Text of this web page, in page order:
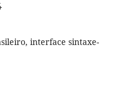
interface sintaxe-